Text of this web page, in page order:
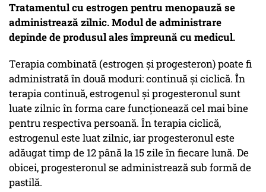
Tratamentul cu estrogen pentru menopauză se
administrează zilnic. Modul de administrare
depinde de produsul ales împreună cu medicul.
Terapia combinată (estrogen și progesteron) poate fi
administrată în două moduri: continuă și ciclică. În
terapia continuă, estrogenul și progesteronul sunt
luate zilnic în forma care funcționează cel mai bine
pentru respectiva persoană. În terapia ciclică,
estrogenul este luat zilnic, iar progesteronul este
adăugat timp de 12 până la 15 zile în fiecare lună. De
obicei, progesteronul se administrează sub formă de
pastilă.